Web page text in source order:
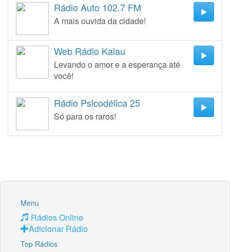
Rádio Auto 102.7 FM
A mais ouvida da cidade!
Web Rádio Kaiau
Levando o amor e a esperança até
você!
Rádio Psicodélica 25
Só para os raros!
Menu
Rádios Online
Adicionar Rádio
Top Rádios